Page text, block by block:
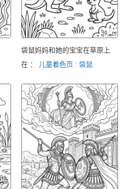
袋鼠妈妈和她的宝宝在草原上
在 ：
儿童着色页 : 袋鼠